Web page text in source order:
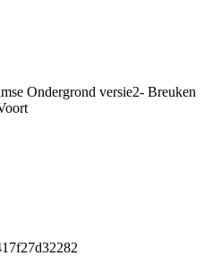
Ondergrond versie2- Breuken